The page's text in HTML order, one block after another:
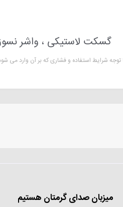
گسکت لاستیکی ، واشر نسوز
میزبان صدای گرمتان هستیم